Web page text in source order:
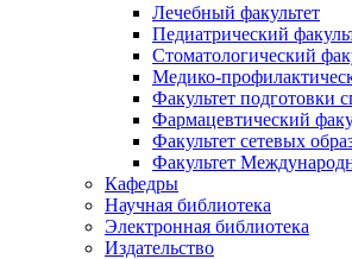
Лечебный факультет
Педиатрический
Стоматологический
Медико-
Факультет подготовки
Фармацевтический
Факультет сетевых
Факультет
Кафедры
Научная библиотека
Электронная библиотека
Издательство